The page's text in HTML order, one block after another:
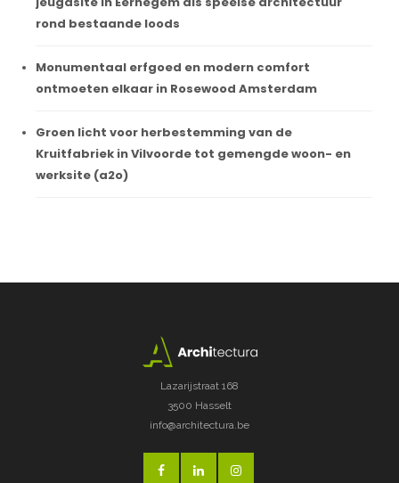
rond bestaande loods
Monumentaal erfgoed en modern comfort
ontmoeten elkaar in Rosewood Amsterdam
Groen licht voor herbestemming van de
Kruitfabriek in Vilvoorde tot gemengde woon- en
werksite (a2o)
Lazarijstraat 168
3500 Hasselt
info@architectura.be